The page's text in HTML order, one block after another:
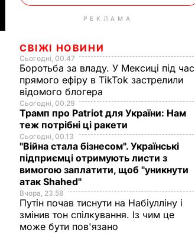
РЕКЛАМА
СВІЖІ НОВИНИ
Сьогодні, 00.47
Боротьба за владу. У Мексиці під час
прямого ефіру в TikTok застрелили
відомого блогера
Сьогодні, 00.29
Трамп про Patriot для України: Нам
теж потрібні ці ракети
Сьогодні, 00.13
"Війна стала бізнесом". Українські
підприємці отримують листи з
вимогою заплатити, щоб "уникнути
атак Shahed"
Вчора, 23.58
Путін почав тиснути на Набіулліну і
змінив тон спілкування. Із чим це
може бути пов'язано